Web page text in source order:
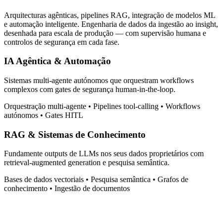
Arquitecturas agênticas, pipelines RAG, integração de modelos ML
e automação inteligente. Engenharia de dados da ingestão ao insight,
desenhada para escala de produção — com supervisão humana e
controlos de segurança em cada fase.
IA Agêntica & Automação
Sistemas multi-agente autónomos que orquestram workflows
complexos com gates de segurança human-in-the-loop.
Orquestração multi-agente • Pipelines tool-calling • Workflows
autónomos • Gates HITL
RAG & Sistemas de Conhecimento
Fundamente outputs de LLMs nos seus dados proprietários com
retrieval-augmented generation e pesquisa semântica.
Bases de dados vectoriais • Pesquisa semântica • Grafos de
conhecimento • Ingestão de documentos